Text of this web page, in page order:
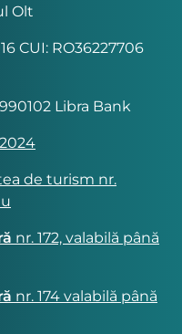
Olt
CUI: RO36227706
Libra Bank
de turism nr.
nr. 172, valabilă până
nr. 174 valabilă până